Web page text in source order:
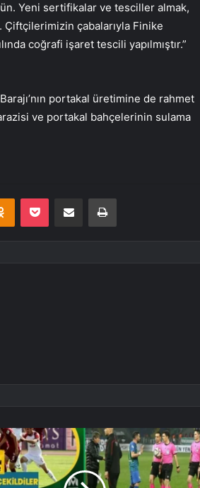
Yeni sertifikalar ve tesciller almak,
Çiftçilerimizin çabalarıyla Finike
coğrafi işaret tescili yapılmıştır.”
portakal üretimine de rahmet
ve portakal bahçelerinin sulama
Odnoklassniki
Pocket E-Posta ile paylaş Yazdır